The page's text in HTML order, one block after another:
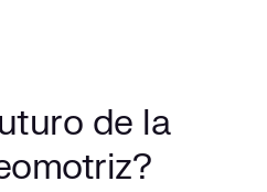
de la